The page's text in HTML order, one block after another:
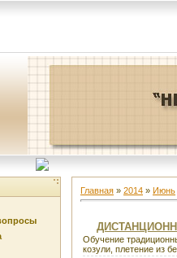
Главная » 2014 » Июнь
Обучение
козули, плетение из